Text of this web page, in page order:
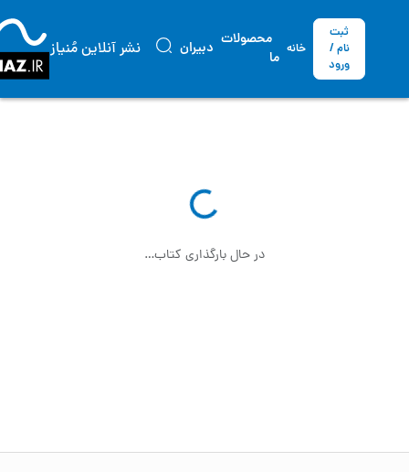
ثبت
نام /
ورود
خانه
محصولات
ما
دبیران نشر آنلاین مُنیاز
در حال بارگذاری کتاب…